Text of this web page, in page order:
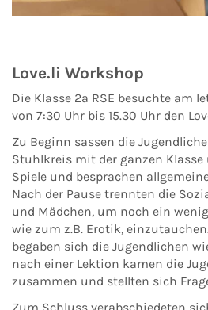
Love.li Workshop
Die Klasse 2a RSE besuchte am
von 7:30 Uhr bis 15.30 Uhr den
Zu Beginn sassen die
Stuhlkreis mit der ganzen
Spiele und besprachen
Nach der Pause trennten die
und Mädchen, um noch ein
wie zum z.B. Erotik,
begaben sich die Jugendlichen
nach einer Lektion kamen die
zusammen und stellten sich
Zum Schluss verabschiedeten